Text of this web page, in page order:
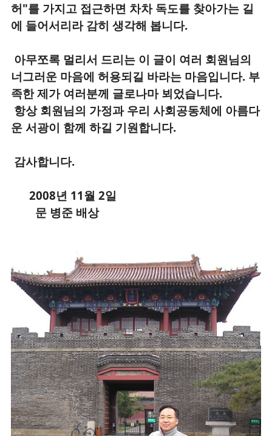
허"를 가지고 접근하면 차차 독도를 찾아가는 길
에 들어서리라 감히 생각해 봅니다.
아무쪼록 멀리서 드리는 이 글이 여러 회원님의
너그러운 마음에 허용되길 바라는 마음입니다. 부
족한 제가 여러분께 글로나마 뵈었습니다.
항상 회원님의 가정과 우리 사회공동체에 아름다
운 서광이 함께 하길 기원합니다.
감사합니다.
2008년 11월 2일
문 병준 배상